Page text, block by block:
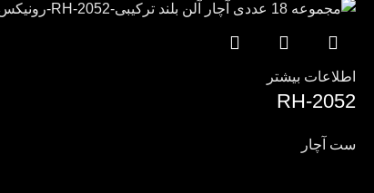
اطلاعات بیشتر
RH-2052
ست آچار